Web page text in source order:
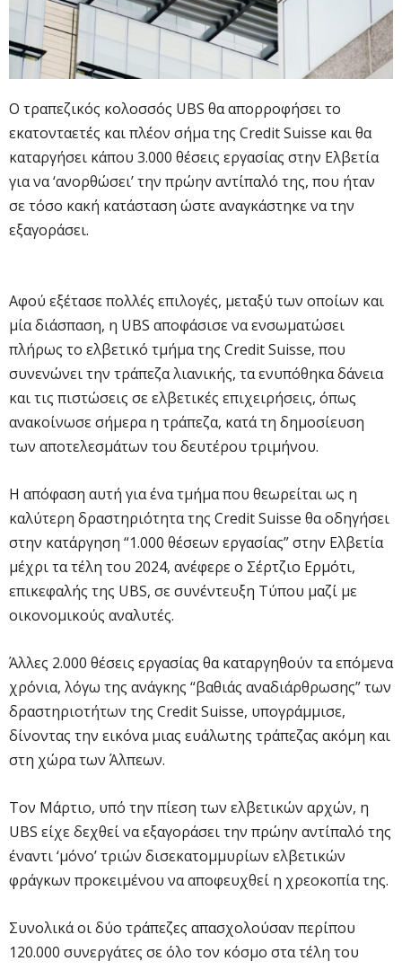
Ο τραπεζικός κολοσσός UBS θα απορροφήσει το
εκατονταετές και πλέον σήμα της Credit Suisse και θα
καταργήσει κάπου 3.000 θέσεις εργασίας στην Ελβετία
για να ‘ανορθώσει’ την πρώην αντίπαλό της, που ήταν
σε τόσο κακή κατάσταση ώστε αναγκάστηκε να την
εξαγοράσει.
Αφού εξέτασε πολλές επιλογές, μεταξύ των οποίων και
μία διάσπαση, η UBS αποφάσισε να ενσωματώσει
πλήρως το ελβετικό τμήμα της Credit Suisse, που
συνενώνει την τράπεζα λιανικής, τα ενυπόθηκα δάνεια
και τις πιστώσεις σε ελβετικές επιχειρήσεις, όπως
ανακοίνωσε σήμερα η τράπεζα, κατά τη δημοσίευση
των αποτελεσμάτων του δευτέρου τριμήνου.
Η απόφαση αυτή για ένα τμήμα που θεωρείται ως η
καλύτερη δραστηριότητα της Credit Suisse θα οδηγήσει
στην κατάργηση “1.000 θέσεων εργασίας” στην Ελβετία
μέχρι τα τέλη του 2024, ανέφερε ο Σέρτζιο Ερμότι,
επικεφαλής της UBS, σε συνέντευξη Τύπου μαζί με
οικονομικούς αναλυτές.
Άλλες 2.000 θέσεις εργασίας θα καταργηθούν τα επόμενα
χρόνια, λόγω της ανάγκης “βαθιάς αναδιάρθρωσης” των
δραστηριοτήτων της Credit Suisse, υπογράμμισε,
δίνοντας την εικόνα μιας ευάλωτης τράπεζας ακόμη και
στη χώρα των Άλπεων.
Τον Μάρτιο, υπό την πίεση των ελβετικών αρχών, η
UBS είχε δεχθεί να εξαγοράσει την πρώην αντίπαλό της
έναντι ‘μόνο’ τριών δισεκατομμυρίων ελβετικών
φράγκων προκειμένου να αποφευχθεί η χρεοκοπία της.
Συνολικά οι δύο τράπεζες απασχολούσαν περίπου
120.000 συνεργάτες σε όλο τον κόσμο στα τέλη του